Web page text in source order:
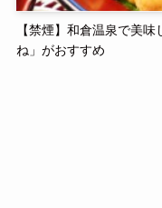
【禁煙】和倉温泉で美
ね」がおすすめ